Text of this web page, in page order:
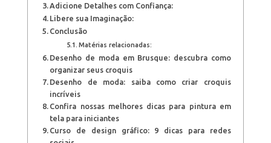
Adicione Detalhes com Confiança:
Libere sua Imaginação:
Conclusão
Matérias relacionadas:
Desenho de moda em Brusque: descubra como
organizar seus croquis
Desenho de moda: saiba como criar croquis
incríveis
Confira nossas melhores dicas para pintura em
tela para iniciantes
Curso de design gráfico: 9 dicas para redes